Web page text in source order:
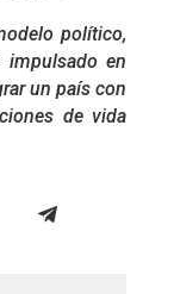
político,
en
un país con
de vida